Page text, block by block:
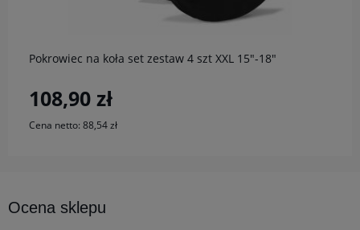
Pokrowiec na koła set zestaw 4 szt XXL 15"-18"
108,90 zł
Cena netto: 88,54 zł
Ocena sklepu